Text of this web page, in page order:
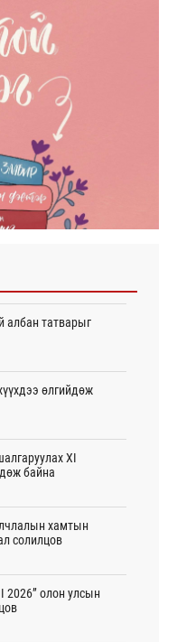
албан татварыг
өлгийдөж
XI
байна
хамтын
солилцов
2026” олон улсын